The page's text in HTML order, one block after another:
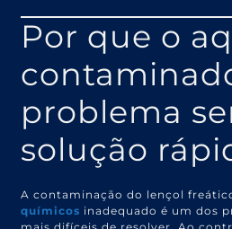
Por que o
problema
solução
A contaminação do lençol
químicos inadequado é um dos